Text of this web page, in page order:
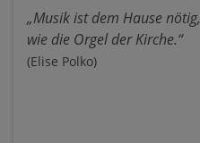
„Musik ist dem Hause nötig,
wie die Orgel der Kirche.“
(Elise Polko)